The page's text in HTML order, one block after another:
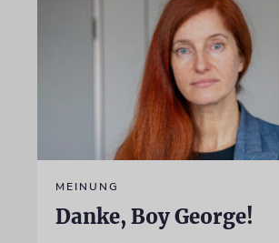
MEINUNG
Danke, Boy George!